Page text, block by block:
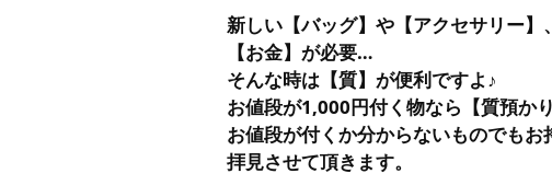
新しい【バッグ】や【アクセサリー
【お金】が必要…
そんな時は【質】が便利ですよ♪
お値段が1,000円付く物なら【質預か
お値段が付くか分からないものでも
拝見させて頂きます。